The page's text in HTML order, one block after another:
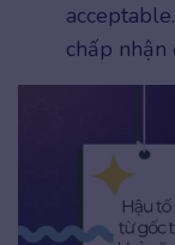
chấp nhận